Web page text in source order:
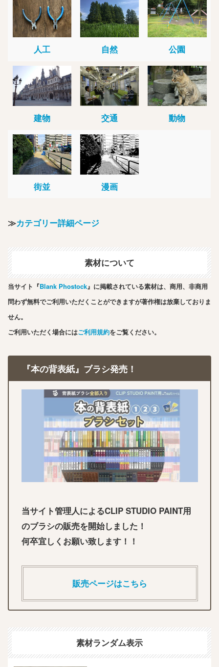
人工 自然 公園
建物 交通 動物
街並 漫画
≫カテゴリー詳細ページ
素材について
当サイト『Blank Phostock』に掲載されている素材は、商用、非商用
問わず無料でご利用いただくことができますが著作権は放棄しておりま
せん。
ご利用いただく場合にはご利用規約をご覧ください。
『本の背表紙』ブラシ発売！
当サイト管理人によるCLIP STUDIO PAINT用
のブラシの販売を開始しました！
何卒宜しくお願い致します！！
販売ページはこちら
素材ランダム表示